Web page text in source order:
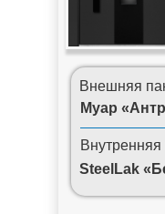
SteelLak
Внешняя
Внутренняя
Муар